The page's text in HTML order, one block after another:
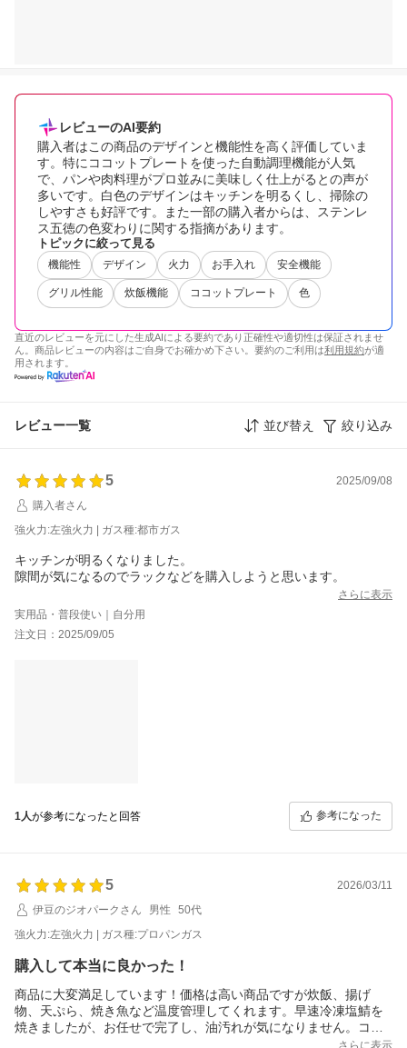
レビューのAI要約
購入者はこの商品のデザインと機能性を高く評価していま
す。特にココットプレートを使った自動調理機能が人気
で、パンや肉料理がプロ並みに美味しく仕上がるとの声が
多いです。白色のデザインはキッチンを明るくし、掃除の
しやすさも好評です。また一部の購入者からは、ステンレ
ス五徳の色変わりに関する指摘があります。
トピックに絞って見る
機能性 デザイン 火力 お手入れ 安全機能
グリル性能 炊飯機能 ココットプレート 色
直近のレビューを元にした生成AIによる要約であり正確性や適切性は保証されませ
ん。商品レビューの内容はご自身でお確かめ下さい。要約のご利用は利用規約が適
用されます。
レビュー一覧 並び替え 絞り込み
5
2025/09/08
購入者さん
強火力:左強火力 | ガス種:都市ガス
キッチンが明るくなりました。
隙間が気になるのでラックなどを購入しようと思います。
さらに表示
実用品・普段使い｜自分用
注文日：2025/09/05
1人が参考になったと回答 参考になった
5
2026/03/11
伊豆のジオパークさん
男性
50代
強火力:左強火力 | ガス種:プロパンガス
購入して本当に良かった！
商品に大変満足しています！価格は高い商品ですが炊飯、揚げ
物、天ぷら、焼き魚など温度管理してくれます。早速冷凍塩鯖を
焼きましたが、お任せで完了し、油汚れが気になりません。ココ
ットプレート最高で感動です！これから色々と調理するのが楽し
さらに表示